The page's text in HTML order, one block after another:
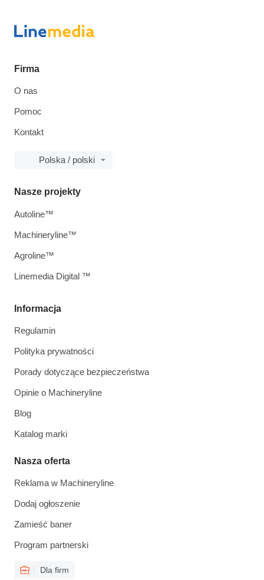
Firma
O nas
Pomoc
Kontakt
Polska / polski
Informacja
Regulamin
Polityka prywatności
Porady dotyczące bezpieczeństwa
Opinie o Machineryline
Blog
Katalog marki
Nasza oferta
Reklama w Machineryline
Dodaj ogłoszenie
Zamieść baner
Program partnerski
Dla firm
Nasze projekty
Autoline™
Machineryline™
Agroline™
Linemedia Digital ™